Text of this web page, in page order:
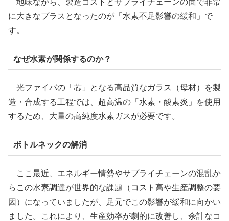
地味ながら、製造コストとサプライチェーンの面で非常
に大きなプラスとなったのが「水素不足影響の緩和」で
す。
なぜ水素が関係するのか？
光ファイバの「芯」となる高品質なガラス（母材）を製
造・合成する工程では、超高温の「水素・酸素炎」を使用
するため、大量の高純度水素ガスが必要です。
ボトルネックの解消
ここ最近、エネルギー情勢やサプライチェーンの混乱か
らこの水素調達が世界的な課題（コスト高や生産調整の要
因）になっていましたが、足元でこの影響が緩和に向かい
ました。これにより、生産効率が劇的に改善し、余計なコ